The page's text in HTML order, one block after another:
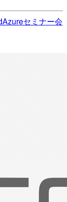
Azureセミナー会